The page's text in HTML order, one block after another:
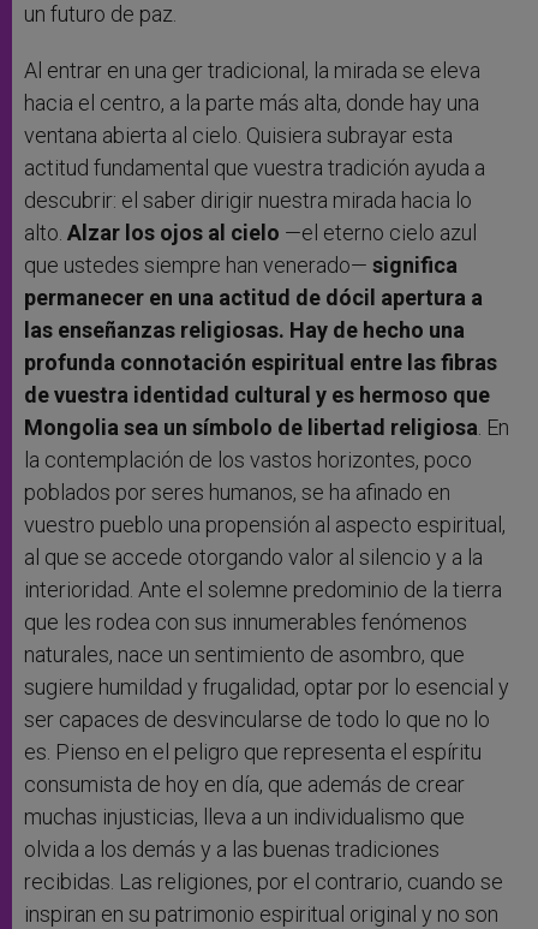
un futuro de paz.
Al entrar en una ger tradicional, la mirada se eleva
hacia el centro, a la parte más alta, donde hay una
ventana abierta al cielo. Quisiera subrayar esta
actitud fundamental que vuestra tradición ayuda a
descubrir: el saber dirigir nuestra mirada hacia lo
alto. Alzar los ojos al cielo —el eterno cielo azul
que ustedes siempre han venerado— significa
permanecer en una actitud de dócil apertura a
las enseñanzas religiosas. Hay de hecho una
profunda connotación espiritual entre las fibras
de vuestra identidad cultural y es hermoso que
Mongolia sea un símbolo de libertad religiosa . En
la contemplación de los vastos horizontes, poco
poblados por seres humanos, se ha afinado en
vuestro pueblo una propensión al aspecto espiritual,
al que se accede otorgando valor al silencio y a la
interioridad. Ante el solemne predominio de la tierra
que les rodea con sus innumerables fenómenos
naturales, nace un sentimiento de asombro, que
sugiere humildad y frugalidad, optar por lo esencial y
ser capaces de desvincularse de todo lo que no lo
es. Pienso en el peligro que representa el espíritu
consumista de hoy en día, que además de crear
muchas injusticias, lleva a un individualismo que
olvida a los demás y a las buenas tradiciones
recibidas. Las religiones, por el contrario, cuando se
inspiran en su patrimonio espiritual original y no son